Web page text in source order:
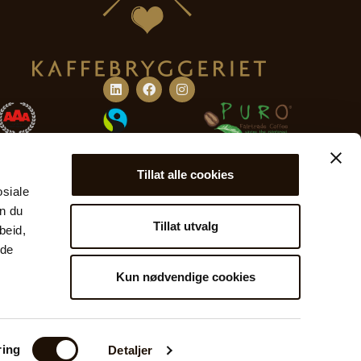
du
Detaljer
Tillat alle cookies
Tillat utvalg
Kun nødvendige cookies
LinkedinFacebookInstagram